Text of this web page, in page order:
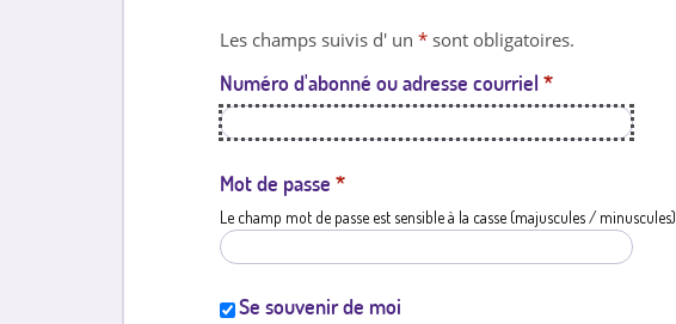
l
e
Les champs suivis d' un * sont obligatoires.
Numéro d'abonné ou adresse courriel *
Mot de passe *
Le champ mot de passe est sensible à la casse (majuscules / minuscules)
Se souvenir de moi